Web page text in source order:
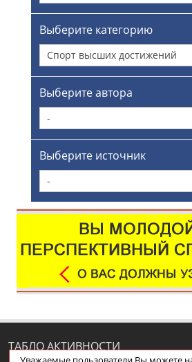
Выберите категорию
Спорт высших достижений
Выберите автора
-
Выберите источник
-
ТАБЛО АКТИВНОСТИ